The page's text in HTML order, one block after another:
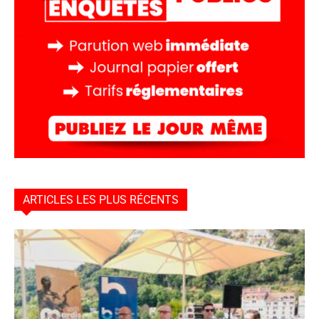
ARTICLES LES PLUS RÉCENTS